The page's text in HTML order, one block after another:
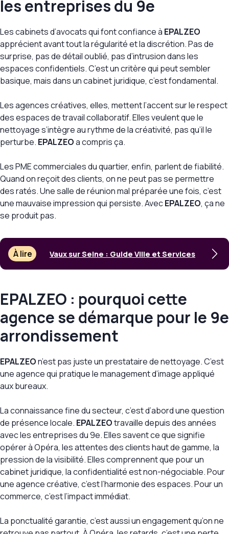
les entreprises du 9e
Les cabinets d’avocats qui font confiance à EPALZEO
apprécient avant tout la régularité et la discrétion. Pas de
surprise, pas de détail oublié, pas d’intrusion dans les
espaces confidentiels. C’est un critère qui peut sembler
basique, mais dans un cabinet juridique, c’est fondamental.
Les agences créatives, elles, mettent l’accent sur le respect
des espaces de travail collaboratif. Elles veulent que le
nettoyage s’intègre au rythme de la créativité, pas qu’il le
perturbe. EPALZEOa compris ça.
Les PME commerciales du quartier, enfin, parlent de fiabilité.
Quand on reçoit des clients, on ne peut pas se permettre
des ratés. Une salle de réunion mal préparée une fois, c’est
une mauvaise impression qui persiste. AvecEPALZEO, ça ne
se produit pas.
À lire Vaux sur Seine : Guide Ville et Services
EPALZEO : pourquoi cette
agence se démarque pour le 9e
arrondissement
EPALZEOn’est pas juste un prestataire de nettoyage. C’est
une agence qui pratique le management d’image appliqué
aux bureaux.
La connaissance fine du secteur, c’est d’abord une question
de présence locale. EPALZEOtravaille depuis des années
avec les entreprises du 9e. Elles savent ce que signifie
opérer à Opéra, les attentes des clients haut de gamme, la
pression de la visibilité. Elles comprennent que pour un
cabinet juridique, la confidentialité est non-négociable. Pour
une agence créative, c’est l’harmonie des espaces. Pour un
commerce, c’est l’impact immédiat.
La ponctualité garantie, c’est aussi un engagement qu’on ne